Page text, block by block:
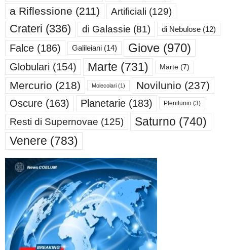
a Riflessione (211) Artificiali (129)
Crateri (336) di Galassie (81) di Nebulose (12)
Falce (186) Galileiani (14) Giove (970)
Globulari (154) Marte (731) Marte (7)
Mercurio (218) Molecolari (1) Novilunio (237)
Oscure (163) Planetarie (183) Plenilunio (3)
Resti di Supernovae (125) Saturno (740)
Venere (783)